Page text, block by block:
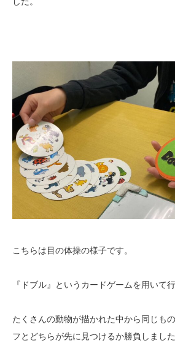
こちらは目の体操の様子です。
『ドブル』というカードゲームを用いて
たくさんの動物が描かれた中から同じも
フとどちらが先に見つけるか勝負しました